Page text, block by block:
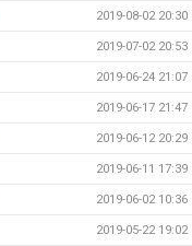
2019-08-02 20:30
2019-07-02 20:53
2019-06-24 21:07
2019-06-17 21:47
2019-06-12 20:29
2019-06-11 17:39
2019-06-02 10:36
2019-05-22 19:02